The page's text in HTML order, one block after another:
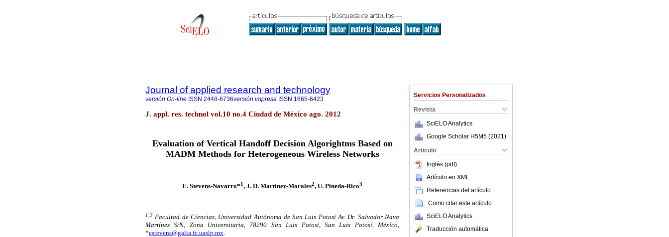
Servicios Personalizados
Revista
SciELO Analytics
Google Scholar H5M5 (2021 )
Articulo
Inglés (pdf)
Artículo en XML
Referencias del artículo
Como citar este artículo
SciELO Analytics
Traducción automática
Journal of applied research and technology
versión On-line ISSN 2448-6736versión impresa ISSN 1665-6423
J. appl. res. technol vol.10 no.4 Ciudad de México ago. 2012
Evaluation of Vertical Handoff Decision Algorightms Based on
MADM Methods for Heterogeneous Wireless Networks
E. Stevens-Navarro*1, J. D. Martínez-Morales2, U. Pineda-Rico3
1,3 Facultad de Ciencias, Universidad Autónoma de San Luis Potosí Av. Dr. Salvador Nava
Martínez S/N, Zona Universitaria, 78290 San Luis Potosí, San Luis Potosí, México,
*estevens@galia.fc.uaslp.mx